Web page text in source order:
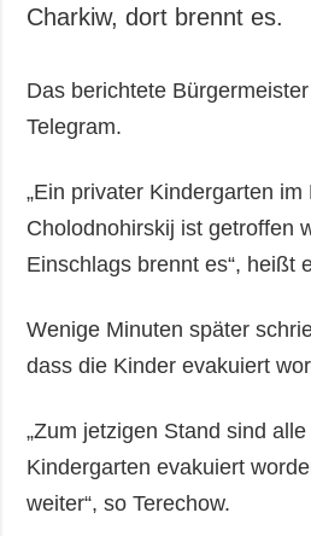
Charkiw, dort brennt es.
Das berichtete
Telegram.
„Ein privater Kindergarten im
Cholodnohirskij ist getroffen
Einschlags brennt es“, heißt
Wenige Minuten später
dass die Kinder evakuiert
„Zum jetzigen Stand sind
Kindergarten evakuiert
weiter“, so Terechow.